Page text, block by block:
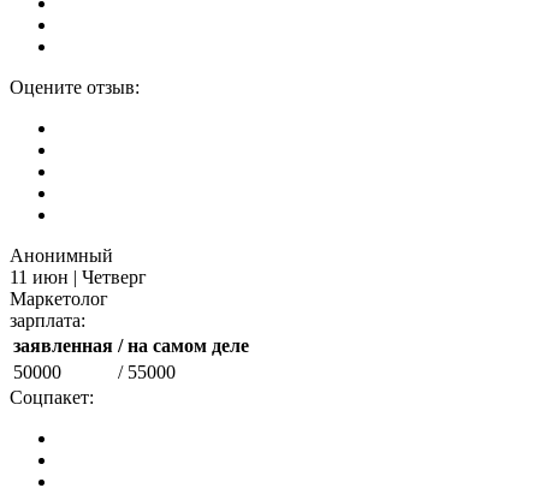
Оцените отзыв:
Анонимный
11 июн | Четверг
Маркетолог
зарплата:
заявленная / на самом деле
50000
/ 55000
Соцпакет: